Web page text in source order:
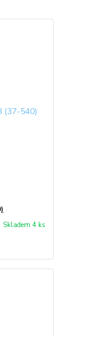
Skladem 4 ks